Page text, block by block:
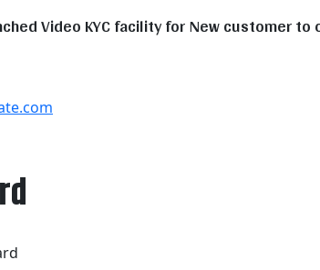
Video KYC facility for New customer to